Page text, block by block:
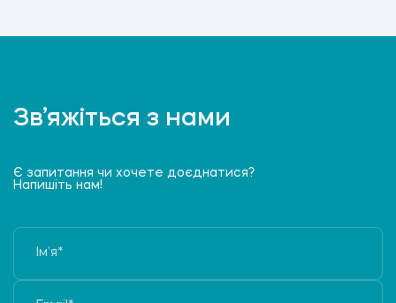
Зв’яжіться з нами
Є запитання чи хочете доєднатися?
Напишіть нам!